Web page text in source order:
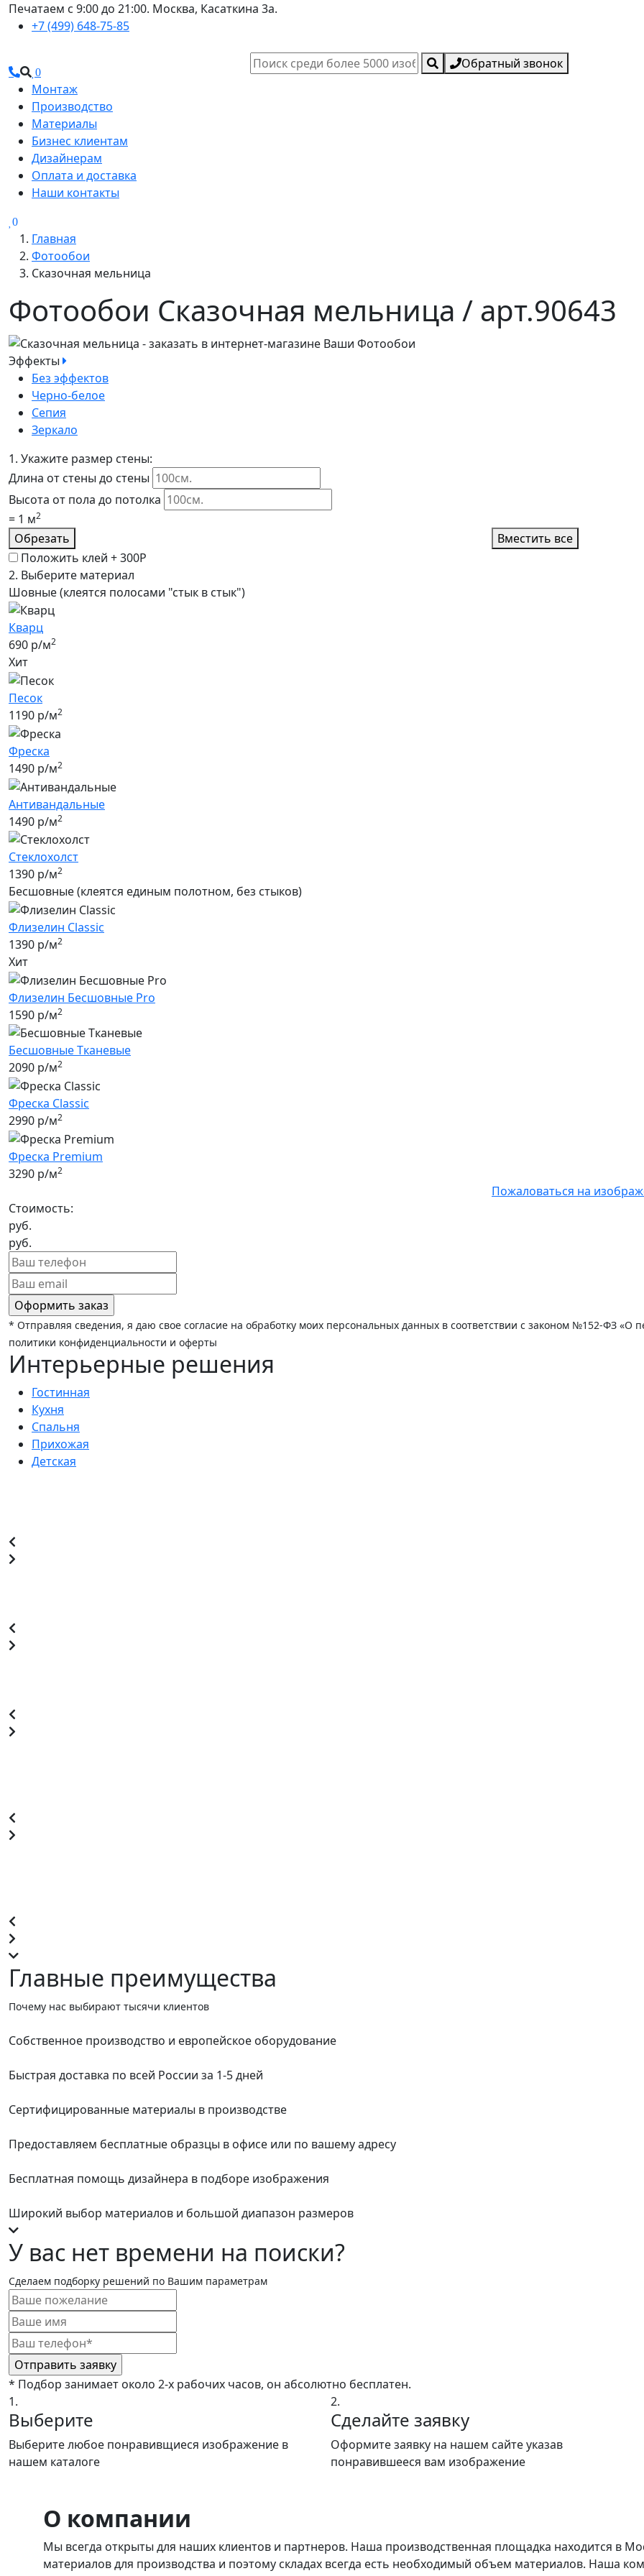
Печатаем с 9:00 до 21:00. Москва, Касаткина 3а.
+7 (499) 648-75-85
0
Обратный звонок
Монтаж
Производство
Материалы
Бизнес клиентам
Дизайнерам
Оплата и доставка
Наши контакты
0
Главная
Фотообои
Сказочная мельница
Фотообои Сказочная мельница / арт.90643
Эффекты
Без эффектов
Черно-белое
Сепия
Зеркало
1. Укажите размер стены:
Длина от стены до стены
Высота от пола до потолка
= 1 м2
Обрезать
Вместить все
Положить клей +300Р
2. Выберите материал
Шовные (клеятся полосами "стык в стык")
Кварц
690 р/м2
Хит
Песок
1190 р/м2
Фреска
1490 р/м2
Антивандальные
1490 р/м2
Стеклохолст
1390 р/м2
Бесшовные (клеятся единым полотном, без стыков)
Флизелин Classic
1390 р/м2
Хит
Флизелин Бесшовные Pro
1590 р/м2
Бесшовные Tканевые
2090 р/м2
Фреска Classic
2990 р/м2
Фреска Premium
3290 р/м2
Пожаловаться на
Стоимость:
руб.
руб.
* Отправляя сведения, я даю свое согласие на обработку моих персональных данных в соответствии с законом №152-ФЗ
политики конфиденциальности и оферты
Интерьерные решения
Гостинная
Кухня
Спальня
Прихожая
Детская
Главные преимущества
Почему нас выбирают тысячи клиентов
Собственное производство и европейское оборудование
Быстрая доставка по всей России за 1-5 дней
Сертифицированные материалы в производстве
Предоставляем бесплатные образцы в офисе или по вашему адресу
Бесплатная помощь дизайнера в подборе изображения
Широкий выбор материалов и большой диапазон размеров
У вас нет времени на поиски?
Сделаем подборку решений по Вашим параметрам
* Подбор занимает около 2-х рабочих часов, он абсолютно бесплатен.
1.
Выберите
Выберите любое понравивщиеся изображение в
нашем каталоге
2.
Сделайте заявку
Оформите заявку на нашем сайте указав
понравившееся вам изображение
О компании
Мы всегда открыты для наших клиентов и партнеров. Наша производственная площадка находится в
материалов для производства и поэтому складах всегда есть необходимый объем материалов. Наша